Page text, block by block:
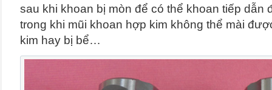
sau khi khoan bị mòn để có thể khoan tiếp dẫn
trong khi mũi khoan hợp kim không thể mài
kim hay bị bể…